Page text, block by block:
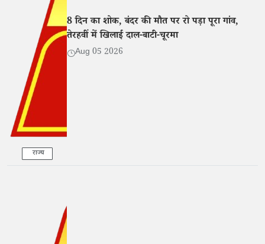
राज्य
8 दिन का शोक, बंदर की मौत पर रो पड़ा पूरा गांव,
तेरहवीं में खिलाई दाल-बाटी-चूरमा
Aug 05 2026